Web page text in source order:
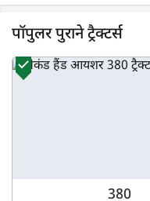
पॉपुलर पुराने ट्रैक्टर्स
380